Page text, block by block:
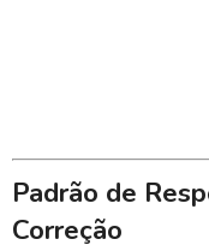
Padrão de
Correção